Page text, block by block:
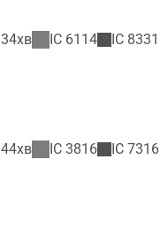
IC 6114 IC 8331
IC 3816 IC 7316